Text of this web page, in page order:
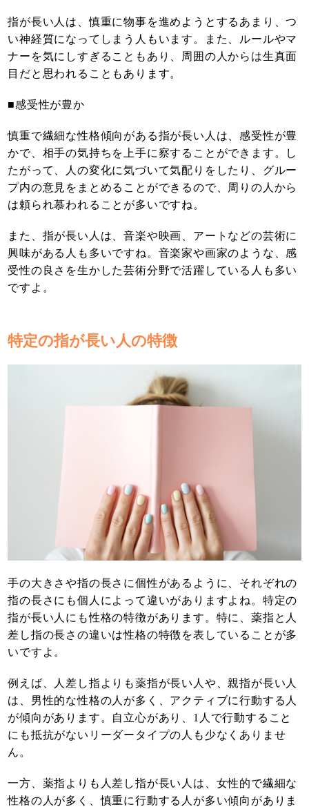
指が長い人は、慎重に物事を進めようとするあまり、つ
い神経質になってしまう人もいます。また、ルールやマ
ナーを気にしすぎることもあり、周囲の人からは生真面
目だと思われることもあります。
■感受性が豊か
慎重で繊細な性格傾向がある指が長い人は、感受性が豊
かで、相手の気持ちを上手に察することができます。し
たがって、人の変化に気づいて気配りをしたり、グルー
プ内の意見をまとめることができるので、周りの人から
は頼られ慕われることが多いですね。
また、指が長い人は、音楽や映画、アートなどの芸術に
興味がある人も多いですね。音楽家や画家のような、感
受性の良さを生かした芸術分野で活躍している人も多い
ですよ。
特定の指が長い人の特徴
手の大きさや指の長さに個性があるように、それぞれの
指の長さにも個人によって違いがありますよね。特定の
指が長い人にも性格の特徴があります。特に、薬指と人
差し指の長さの違いは性格の特徴を表していることが多
いですよ。
例えば、人差し指よりも薬指が長い人や、親指が長い人
は、男性的な性格の人が多く、アクティブに行動する人
が傾向があります。自立心があり、1人で行動すること
にも抵抗がないリーダータイプの人も少なくありませ
ん。
一方、薬指よりも人差し指が長い人は、女性的で繊細な
性格の人が多く、慎重に行動する人が多い傾向がありま